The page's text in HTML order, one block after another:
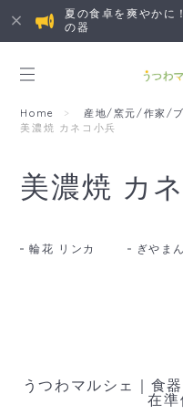
夏の食卓を爽やかに
の器
Home
産地/窯元/作家/ブ
美濃焼 カネコ小兵
美濃焼 カ
輪花 リンカ ぎやまん
うつわマルシェ｜食
在準